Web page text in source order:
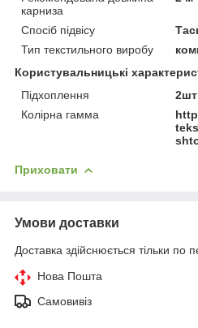
карниза
Спосіб підвісу
Тип текстильного виробу
Користувальницькі
Підхоплення
2шт
Колірна гамма
Приховати
Умови доставки
Доставка здійснюється тільки по
Нова Пошта
Самовивіз